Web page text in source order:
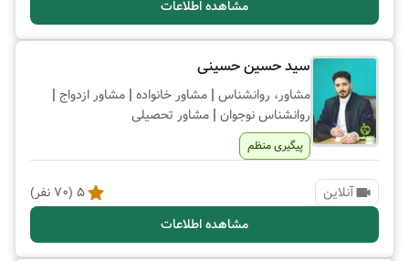
مشاهده اطلاعات
سید حسین حسینی
مشاور، روانشناس | مشاور خانواده | مشاور ازدواج |
روانشناس نوجوان | مشاور تحصیلی
پیگیری منظم
آنلاین 5
(
70 نفر)
مشاهده اطلاعات